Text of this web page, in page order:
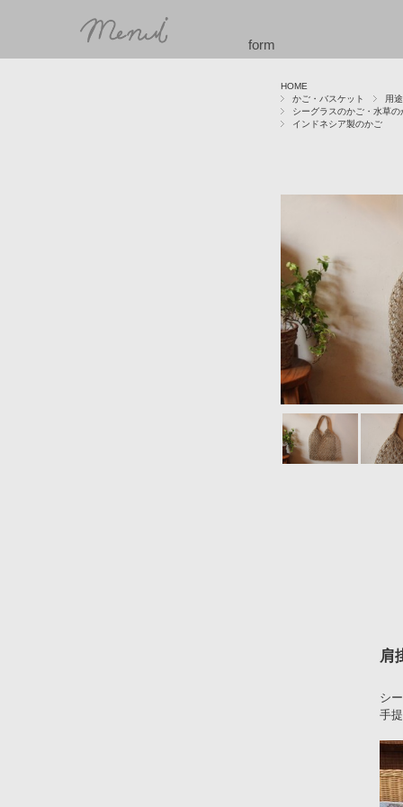
form
HOME
かご・バスケット
用
シーグラスのかご・水草
インドネシア製のかご
肩
シ
手